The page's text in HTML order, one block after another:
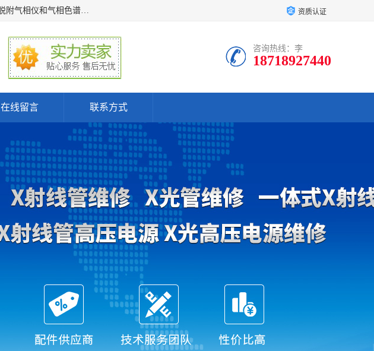
深圳曼瑞特科技有限公司是一家专业从事X光管维修X射线管、Rohs2.0邻苯检测仪器设备、PY-GC热裂解脱附气相仪和气相色谱光谱仪器、天瑞仪器探测器、高压电源等产品的维修出租的企业。本公司以客户至上为宗旨，以专注、专一、专业的精神为您提供安全、经济的技术服务。 资质认证
咨询热线：李
18718927440
在线留言 联系方式